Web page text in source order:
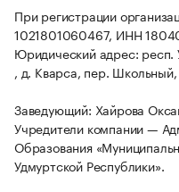
При регистрации
1021801060467, ИНН
Юридический адрес: респ.
, д. Кварса, пер. Школьный,
Заведующий: Хайрова
Учредители компании —
Образования
Удмуртской Республики».